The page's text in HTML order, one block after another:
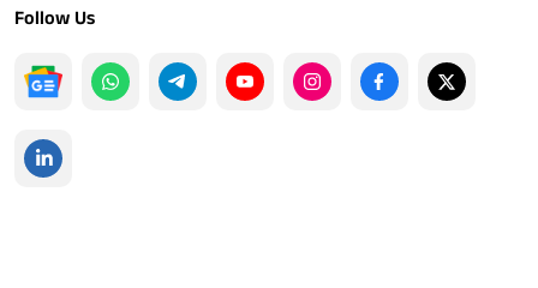
Follow Us